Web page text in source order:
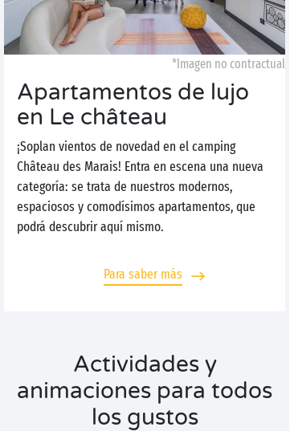
*Imagen no contractual
Apartamentos de lujo
en Le château
¡Soplan vientos de novedad en el camping
Château des Marais! Entra en escena una nueva
categoría: se trata de nuestros modernos,
espaciosos y comodísimos apartamentos, que
podrá descubrir aquí mismo.
Para saber más
Actividades y
animaciones para todos
los gustos